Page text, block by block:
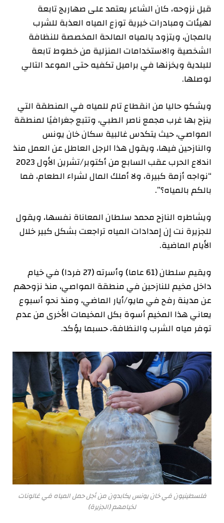
قبل نزوحه، كان الشاعر يعتمد على صهاريج تابعة
لهيئات ومبادرات خيرية توزع المياه العذبة للشرب
بالمجان، ويتزود بالمياه المالحة المخصصة للنظافة
الشخصية والاستخدامات المنزلية من خطوط تابعة
للبلدية ويخزنها في براميل تكفيه حتى الموعد التالي
لوصلها.
ويشكو حاليا من انقطاع تام للمياه في المنطقة التي
ينزح بها غرب مجمع ناصر الطبي، وتتبع جغرافيًا لمنطقة
المواصي، حيث يتكدس غالبية سكان خان يونس
والنازحين فيها، ويقول هذا الرجل العاطل عن العمل منذ
اندلاع الحرب عقب السابع من أكتوبر/تشرين الأول 2023
“نواجه أزمة كبيرة، ولا أملك المال لشراء الطعام، فما
بالكم بالمياه؟”.
ويشاطره النازح محمد سلطان المعاناة نفسها، ويقول
للجزيرة نت إن إمدادات المياه تراجعت بشكل كبير خلال
الأيام الماضية.
ويقيم سلطان (61 عاما) وأسرته (27 فردا) في خيام
داخل مخيم للنازحين في منطقة المواصي، منذ نزوحهم
عن مدينة رفح في مايو/أيار الماضي، ومنذ نحو أسبوع
يعاني هذا المخيم أسوة بكل المخيمات الأخرى من عدم
توفر مياه الشرب والنظافة، حسبما يؤكد.
فلسطينيون في خان يونس يكابدون من أجل حمل المياه في غالونات
لخيامهم (الجزيرة)